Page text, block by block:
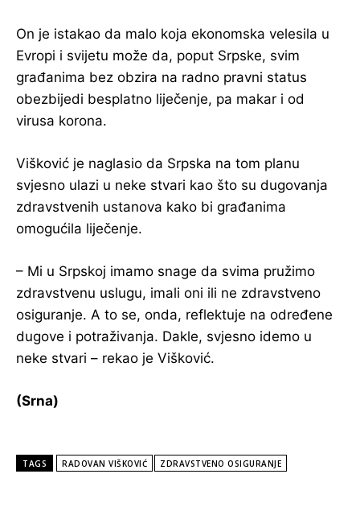
On je istakao da malo koja ekonomska velesila u
Evropi i svijetu može da, poput Srpske, svim
građanima bez obzira na radno pravni status
obezbijedi besplatno liječenje, pa makar i od
virusa korona.
Višković je naglasio da Srpska na tom planu
svjesno ulazi u neke stvari kao što su dugovanja
zdravstvenih ustanova kako bi građanima
omogućila liječenje.
– Mi u Srpskoj imamo snage da svima pružimo
zdravstvenu uslugu, imali oni ili ne zdravstveno
osiguranje. A to se, onda, reflektuje na određene
dugove i potraživanja. Dakle, svjesno idemo u
neke stvari – rekao je Višković.
(Srna)
TAGS RADOVAN VIŠKOVIĆ ZDRAVSTVENO OSIGURANJE